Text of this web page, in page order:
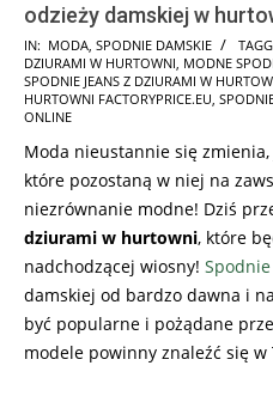
odzieży damskiej w
2022-
01-
22
IN: MODA SPODNIE DAMSKIE
DZIURAMI W HURTOWNI MODNE
SPODNIE JEANS Z DZIURAMI W
HURTOWNI FACTORYPRICE.EU
ONLINE
Moda nieustannie się
które pozostaną w niej na
niezrównanie modne! Dziś
dziurami w hurtowni, które
nadchodzącej wiosny!
damskiej od bardzo dawna i
być popularne i pożądane
modele powinny znaleźć się